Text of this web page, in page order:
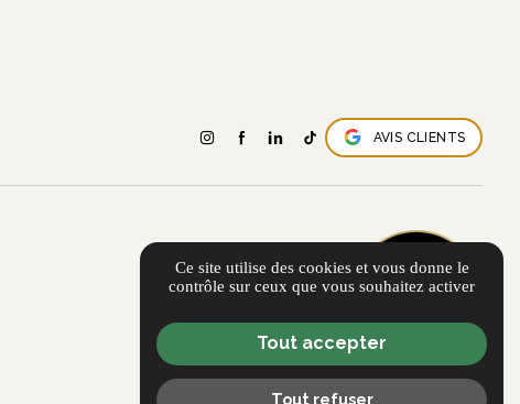
AVIS CLIENTS
Ce site utilise des cookies et vous donne le
contrôle sur ceux que vous souhaitez activer
Tout accepter
Tout refuser